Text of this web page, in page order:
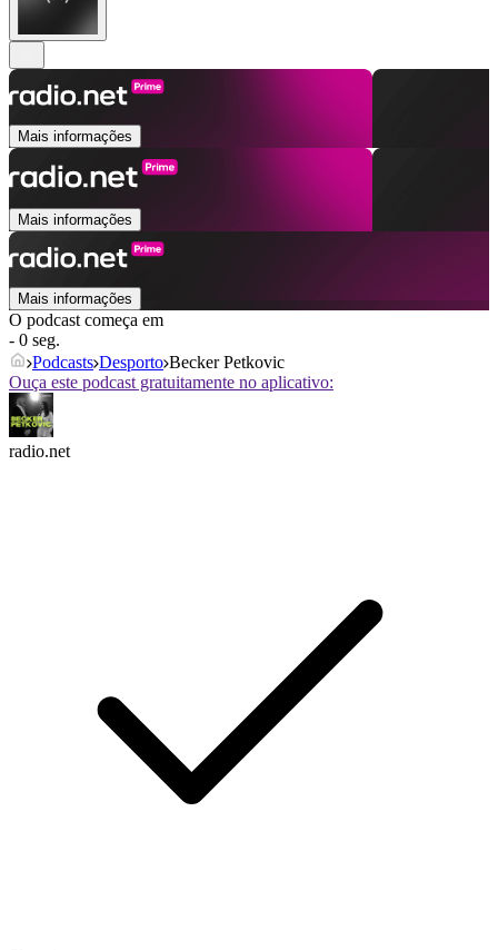
Mais informações
Mais informações
Mais informações
O podcast começa em
- 0 seg.
Podcasts Desporto Becker Petkovic
Ouça este podcast gratuitamente no aplicativo:
radio.net